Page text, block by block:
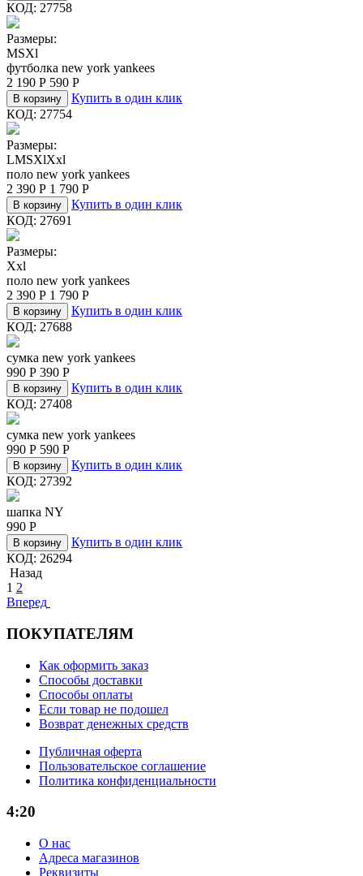
КОД: 27758
Размеры:
MSXl
футболка new york yankees
2 190 Р 590 Р
В корзину
Купить в один клик
КОД: 27754
Размеры:
LMSXlXxl
поло new york yankees
2 390 Р 1 790 Р
В корзину
Купить в один клик
КОД: 27691
Размеры:
Xxl
поло new york yankees
2 390 Р 1 790 Р
В корзину
Купить в один клик
КОД: 27688
сумка new york yankees
990 Р 390 Р
В корзину
Купить в один клик
КОД: 27408
сумка new york yankees
990 Р 590 Р
В корзину
Купить в один клик
КОД: 27392
шапка NY
990 Р
В корзину
Купить в один клик
КОД: 26294
Назад
1 2
Вперед
ПОКУПАТЕЛЯМ
Как оформить заказ
Способы доставки
Способы оплаты
Если товар не подошел
Возврат денежных средств
Публичная оферта
Пользовательское соглашение
Политика конфиденциальности
4:20
О нас
Адреса магазинов
Реквизиты